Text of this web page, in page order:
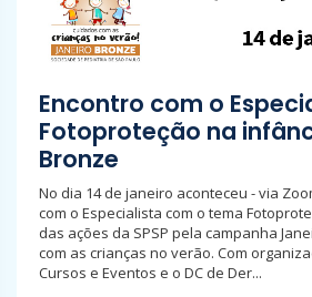
Encontro com o
Fotoproteção na
Bronze
No dia 14 de janeiro aconteceu - via
com o Especialista com o tema
das ações da SPSP pela campanha
com as crianças no verão. Com
Cursos e Eventos e o DC de Der...